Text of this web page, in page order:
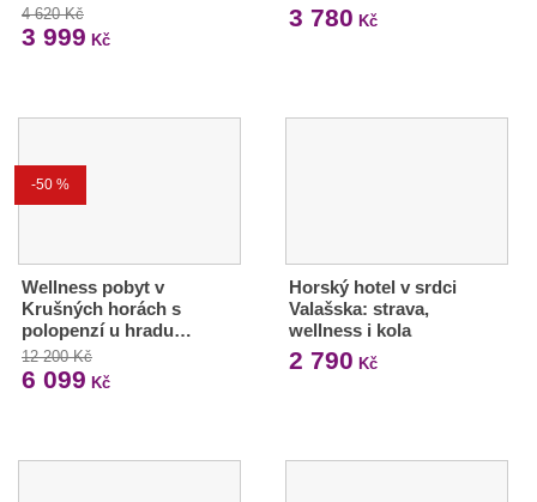
4 620 Kč
3 999 Kč
3 780 Kč
-50 %
Wellness pobyt v
Krušných horách s
polopenzí u hradu…
12 200 Kč
6 099 Kč
Horský hotel v srdci
Valašska: strava,
wellness i kola
2 790 Kč